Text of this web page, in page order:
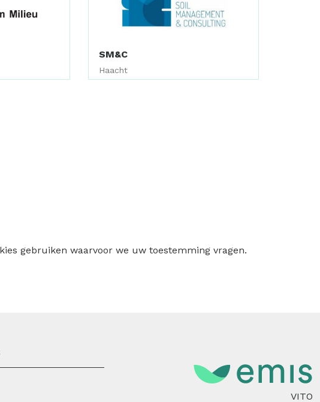
SM&C
Haacht
gebruiken waarvoor we uw toestemming vragen.
VITO